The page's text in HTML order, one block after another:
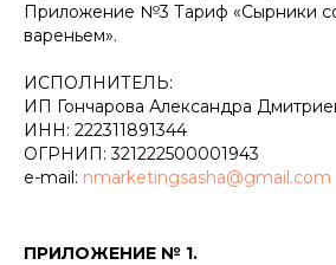
Приложение №3 Тариф «Сырники
вареньем».
ИСПОЛНИТЕЛЬ:
ИП Гончарова Александра
ИНН: 222311891344
ОГРНИП: 321222500001943
e-mail: nmarketingsasha@gmail.com
ПРИЛОЖЕНИЕ № 1.